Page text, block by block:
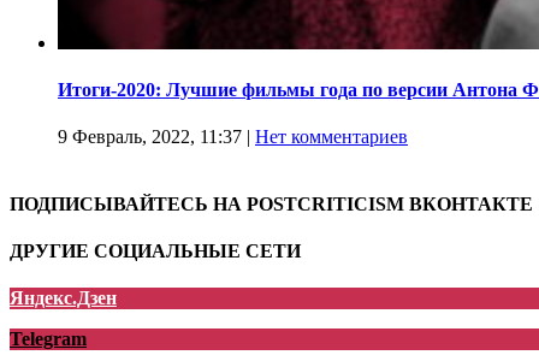
Итоги-2020: Лучшие фильмы года по версии Антона
9 Февраль, 2022, 11:37 | Нет комментариев
ПОДПИСЫВАЙТЕСЬ НА POSTCRITICISM ВКОНТАКТЕ
ДРУГИЕ СОЦИАЛЬНЫЕ СЕТИ
Яндекс.Дзен
Telegram